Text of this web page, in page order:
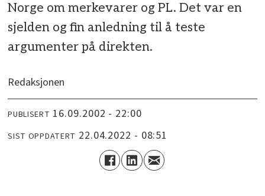
Norge om merkevarer og PL. Det var en
sjelden og fin anledning til å teste
argumenter på direkten.
Redaksjonen
PUBLISERT 16.09.2002 - 22:00
SIST OPPDATERT 22.04.2022 - 08:51